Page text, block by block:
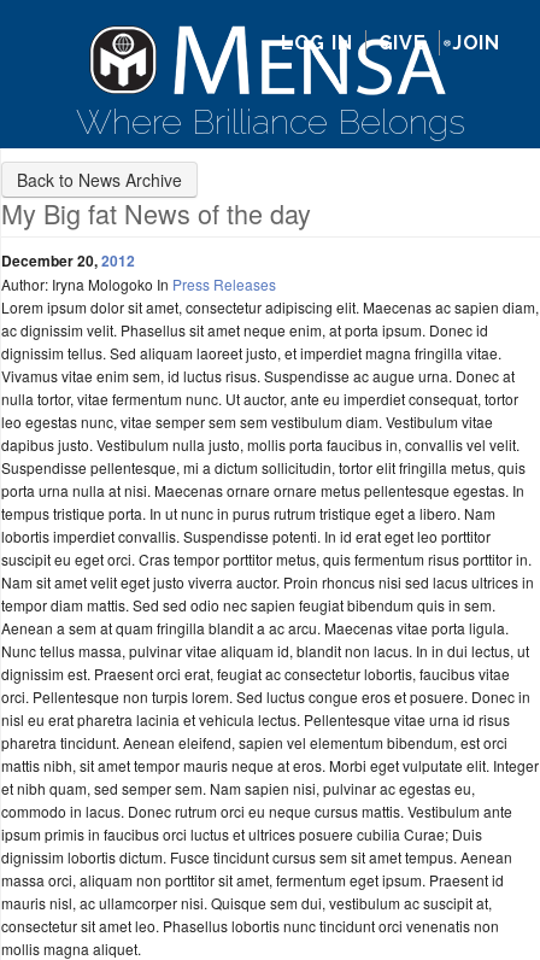
Where Brilliance Belongs
LOG IN GIVE JOIN
Back to News Archive
My Big fat News of the day
December 20,2012
Author: Iryna Mologoko In Press Releases
Lorem ipsum dolor sit amet, consectetur adipiscing elit. Maecenas ac sapien diam,
ac dignissim velit. Phasellus sit amet neque enim, at porta ipsum. Donec id
dignissim tellus. Sed aliquam laoreet justo, et imperdiet magna fringilla vitae.
Vivamus vitae enim sem, id luctus risus. Suspendisse ac augue urna. Donec at
nulla tortor, vitae fermentum nunc. Ut auctor, ante eu imperdiet consequat, tortor
leo egestas nunc, vitae semper sem sem vestibulum diam. Vestibulum vitae
dapibus justo. Vestibulum nulla justo, mollis porta faucibus in, convallis vel velit.
Suspendisse pellentesque, mi a dictum sollicitudin, tortor elit fringilla metus, quis
porta urna nulla at nisi. Maecenas ornare ornare metus pellentesque egestas. In
tempus tristique porta. In ut nunc in purus rutrum tristique eget a libero. Nam
lobortis imperdiet convallis. Suspendisse potenti. In id erat eget leo porttitor
suscipit eu eget orci. Cras tempor porttitor metus, quis fermentum risus porttitor in.
Nam sit amet velit eget justo viverra auctor. Proin rhoncus nisi sed lacus ultrices in
tempor diam mattis. Sed sed odio nec sapien feugiat bibendum quis in sem.
Aenean a sem at quam fringilla blandit a ac arcu. Maecenas vitae porta ligula.
Nunc tellus massa, pulvinar vitae aliquam id, blandit non lacus. In in dui lectus, ut
dignissim est. Praesent orci erat, feugiat ac consectetur lobortis, faucibus vitae
orci. Pellentesque non turpis lorem. Sed luctus congue eros et posuere. Donec in
nisl eu erat pharetra lacinia et vehicula lectus. Pellentesque vitae urna id risus
pharetra tincidunt. Aenean eleifend, sapien vel elementum bibendum, est orci
mattis nibh, sit amet tempor mauris neque at eros. Morbi eget vulputate elit. Integer
et nibh quam, sed semper sem. Nam sapien nisi, pulvinar ac egestas eu,
commodo in lacus. Donec rutrum orci eu neque cursus mattis. Vestibulum ante
ipsum primis in faucibus orci luctus et ultrices posuere cubilia Curae; Duis
dignissim lobortis dictum. Fusce tincidunt cursus sem sit amet tempus. Aenean
massa orci, aliquam non porttitor sit amet, fermentum eget ipsum. Praesent id
mauris nisl, ac ullamcorper nisi. Quisque sem dui, vestibulum ac suscipit at,
consectetur sit amet leo. Phasellus lobortis nunc tincidunt orci venenatis non
mollis magna aliquet.